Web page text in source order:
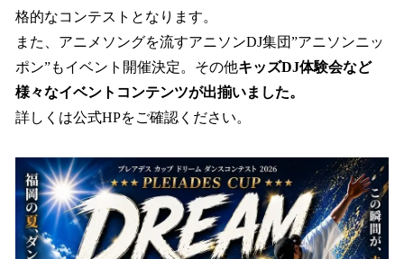
格的なコンテストとなります。
また、アニメソングを流すアニソンDJ集団”アニソンニッ
ポン”もイベント開催決定。その他キッズDJ体験会など
様々なイベントコンテンツが出揃いました。
詳しくは公式HPをご確認ください。